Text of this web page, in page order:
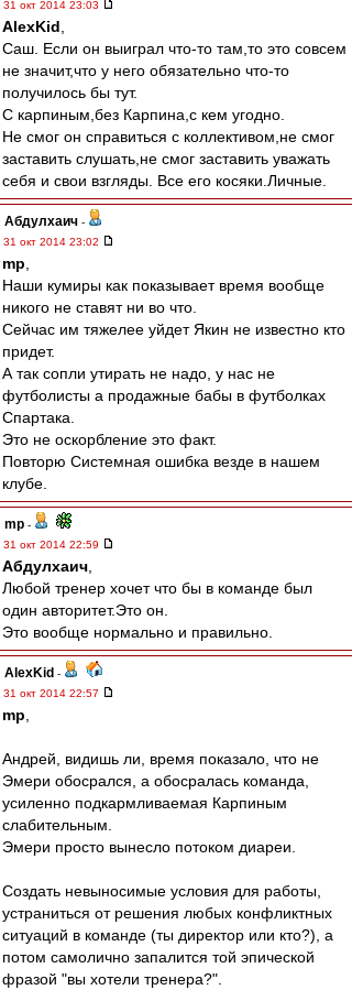
31 окт 2014 23:03
AlexKid
Саш. Если он выиграл что-то там,то это совсем
не значит,что у него обязательно что-то
получилось бы тут.
С карпиным,без Карпина,с кем угодно.
Не смог он справиться с коллективом,не смог
заставить слушать,не смог заставить уважать
себя и свои взгляды. Все его косяки.Личные.
Абдулхаич -
31 окт 2014 23:02
mp
Наши кумиры как показывает время вообще
никого не ставят ни во что.
Сейчас им тяжелее уйдет Якин не известно кто
придет.
А так сопли утирать не надо, у нас не
футболисты а продажные бабы в футболках
Спартака.
Это не оскорбление это факт.
Повторю Системная ошибка везде в нашем
клубе.
mp -
31 окт 2014 22:59
Абдулхаич
Любой тренер хочет что бы в команде был
один авторитет.Это он.
Это вообще нормально и правильно.
AlexKid -
31 окт 2014 22:57
mp
Андрей, видишь ли, время показало, что не
Эмери обосрался, а обосралась команда,
усиленно подкармливаемая Карпиным
слабительным.
Эмери просто вынесло потоком диареи.
Создать невыносимые условия для работы,
устраниться от решения любых конфликтных
ситуаций в команде (ты директор или кто?), а
потом самолично запалится той эпической
фразой "вы хотели тренера?".